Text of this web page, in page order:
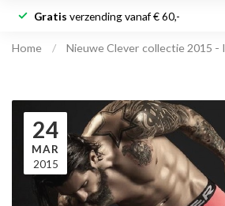
Gratis verzending vanaf € 60,-
Home / Nieuwe Clever collectie 2015 - I
24
MAR
2015